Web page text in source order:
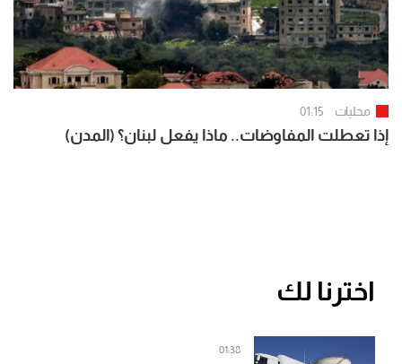
محليات 01:15
إذا تعطلت المفاوضات.. ماذا يفعل لبنان؟ (المدن)
اخترنا لك
01:38